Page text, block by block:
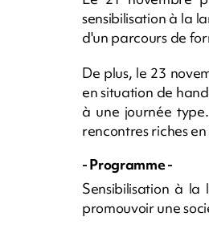
sensibilisation à la
d'un parcours de
De plus, le 23
en situation de
à une journée
rencontres riches
- Programme -
Sensibilisation à la
promouvoir une